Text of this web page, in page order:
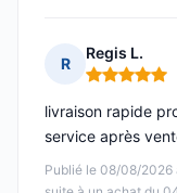
R
Regis L.
Note : 5 sur 5
Publié le 08/08/2026
livraison rapide
service après